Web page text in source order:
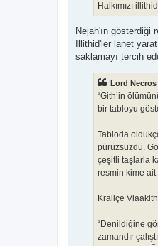
Halkımızı
Nejah'ın gösterdiği
Illithid'ler lanet
saklamayı tercih
Lord
“Gith’in
bir tabloyu
Tabloda
pürüzsüzdü.
çeşitli taşlarla
resmin kime ait
Kraliçe
“Denildiğine
zamandır